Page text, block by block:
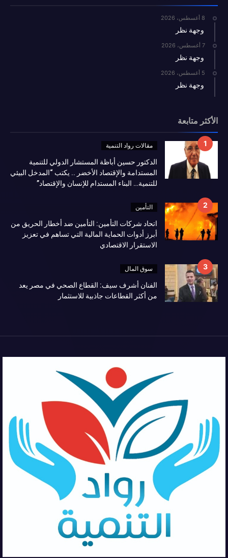
8 أغسطس، 2026
وجهة نظر
7 أغسطس، 2026
وجهة نظر
5 أغسطس، 2026
وجهة نظر
الأكثر متابعة
مقالات رواد التنمية
الدكتور حسين أباظة المستشار الدولي للتنمية
المستدامة والإقتصاد الأخضر .. يكتب “المدخل البيئي
للتنمية… البناء المستدام للإنسان والإقتصاد”
التأمين
اتحاد شركات التأمين: التأمين ضد أخطار الحريق من
أبرز أدوات الحماية المالية التي تساهم في تعزيز
الاستقرار الاقتصادي
سوق المال
الفنان أشرف سيف: القطاع الصحي في مصر يعد
من أكثر القطاعات جاذبية للاستثمار